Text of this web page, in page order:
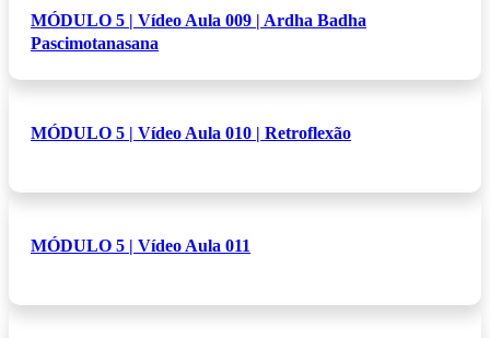
MÓDULO 5 | Vídeo Aula 009 | Ardha Badha
Pascimotanasana
MÓDULO 5 | Vídeo Aula 010 | Retroflexão
MÓDULO 5 | Vídeo Aula 011